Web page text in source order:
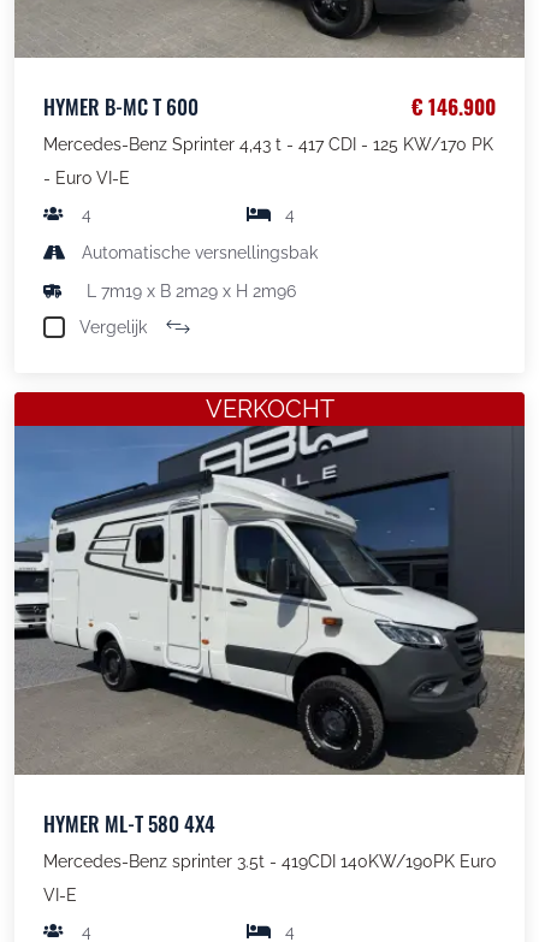
HYMER B-MC T 600 € 146.900
Mercedes-Benz Sprinter 4,43 t - 417 CDI - 125 KW/170 PK
- Euro VI-E
4
4
Automatische versnellingsbak
L 7m19 x B 2m29 x H 2m96
Vergelijk
VERKOCHT
HYMER ML-T 580 4X4
Mercedes-Benz sprinter 3.5t - 419CDI 140KW/190PK Euro
VI-E
4
4